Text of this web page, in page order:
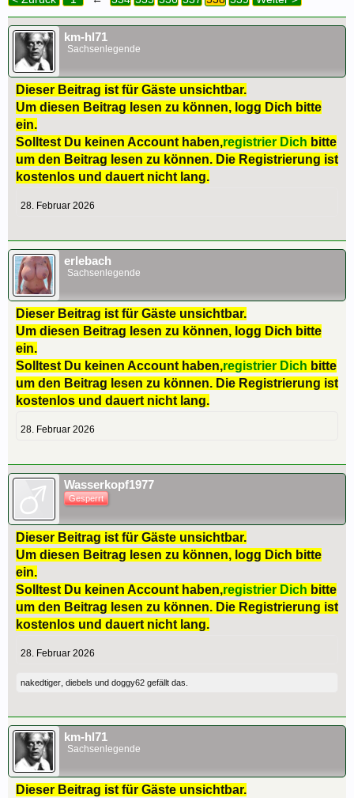
km-hl71
Sachsenlegende
Dieser Beitrag ist für Gäste unsichtbar.
Um diesen Beitrag lesen zu können, logg Dich bitte
ein.
Solltest Du keinen Account haben,registrier Dich bitte
um den Beitrag lesen zu können. Die Registrierung ist
kostenlos und dauert nicht lang.
28. Februar 2026
erlebach
Sachsenlegende
Dieser Beitrag ist für Gäste unsichtbar.
Um diesen Beitrag lesen zu können, logg Dich bitte
ein.
Solltest Du keinen Account haben,registrier Dich bitte
um den Beitrag lesen zu können. Die Registrierung ist
kostenlos und dauert nicht lang.
28. Februar 2026
Wasserkopf1977
Gesperrt
Dieser Beitrag ist für Gäste unsichtbar.
Um diesen Beitrag lesen zu können, logg Dich bitte
ein.
Solltest Du keinen Account haben,registrier Dich bitte
um den Beitrag lesen zu können. Die Registrierung ist
kostenlos und dauert nicht lang.
28. Februar 2026
nakedtiger diebels und doggy62 gefällt das.
km-hl71
Sachsenlegende
Dieser Beitrag ist für Gäste unsichtbar.